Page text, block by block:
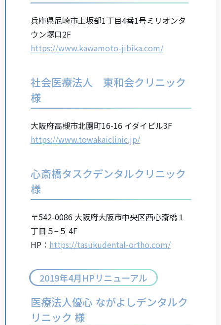
兵庫県尼崎市上坂部1丁目4番1号ミリオンタ
ウン塚口2F
https://www.kawamoto-jibika.com/
社会医療法人 東和会クリニック
様
大阪府高槻市北園町16-16 イダイビル3F
https://www.towakaiclinic.jp/
心斎橋タスクデンタルクリニック
様
〒542-0086 大阪府大阪市中央区西心斎橋１
丁目５−５ 4F
HP： https://tasukudental-ortho.com/
2019年4月HPリニューアル
医療法人優心 ながよしデンタルク
リニック 様